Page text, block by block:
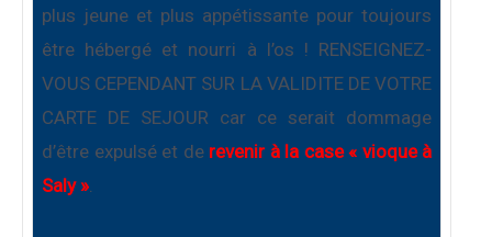
plus jeune et plus appétissante pour toujours
être hébergé et nourri à l’os ! RENSEIGNEZ-
VOUS CEPENDANT SUR LA VALIDITE DE VOTRE
CARTE DE SEJOUR car ce serait dommage
d’être expulsé et de revenir à la case « vioque à
Saly ».